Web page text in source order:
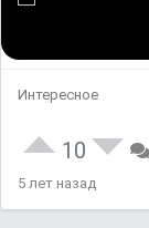
Интересное
10
5 лет назад